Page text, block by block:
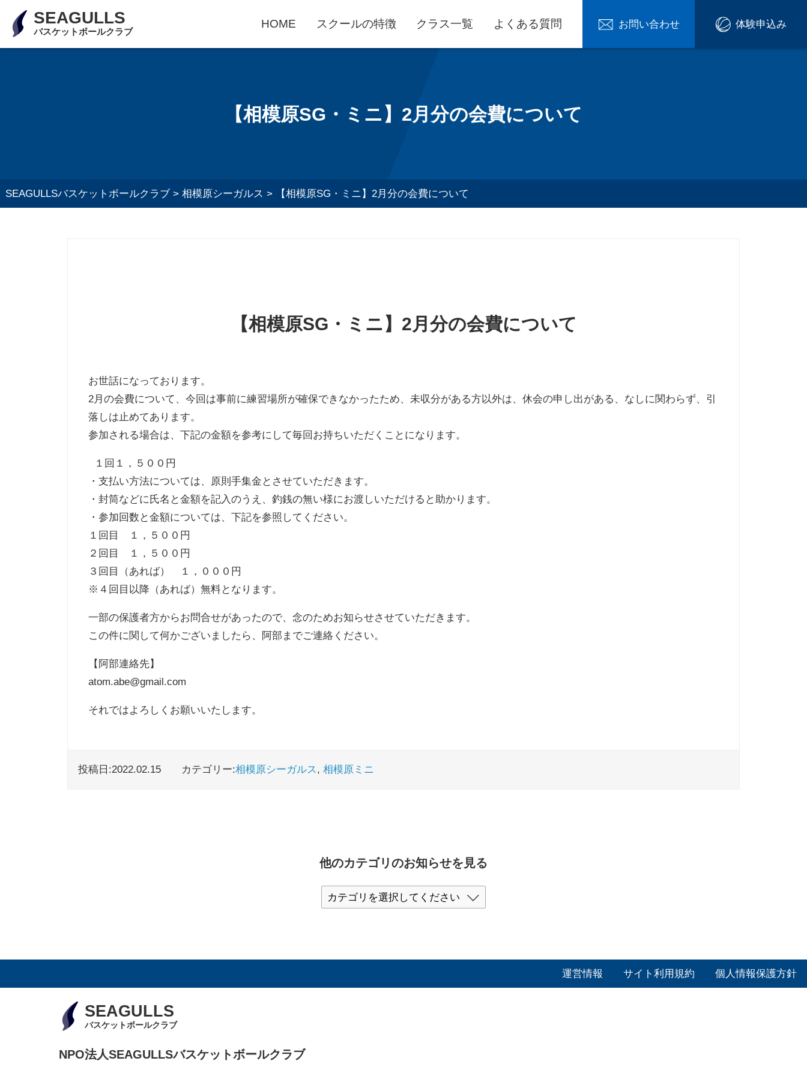
SEAGULLS
バスケットボールクラブ
HOME スクールの特徴 クラス一覧 よくある質問 お問い合わせ 体験申込み
【相模原SG・ミニ】2月分の会費について
SEAGULLSバスケットボールクラブ> 相模原シーガルス > 【相模原SG・ミニ】2月分の会費について
【相模原SG・ミニ】2月分の会費について
お世話になっております。
2月の会費について、今回は事前に練習場所が確保できなかったため、未収分がある方以外は、休会の申し出がある、なしに関わらず、引
落しは止めてあります。
参加される場合は、下記の金額を参考にして毎回お持ちいただくことになります。
１回１，５００円
・支払い方法については、原則手集金とさせていただきます。
・封筒などに氏名と金額を記入のうえ、釣銭の無い様にお渡しいただけると助かります。
・参加回数と金額については、下記を参照してください。
１回目 １，５００円
２回目 １，５００円
３回目（あれば） １，０００円
※４回目以降（あれば）無料となります。
一部の保護者方からお問合せがあったので、念のためお知らせさせていただきます。
この件に関して何かございましたら、阿部までご連絡ください。
【阿部連絡先】
atom.abe@gmail.com
それではよろしくお願いいたします。
投稿日:2022.02.15 カテゴリー:相模原シーガルス, 相模原ミニ
他のカテゴリのお知らせを見る
運営情報 サイト利用規約 個人情報保護方針
SEAGULLS
バスケットボールクラブ
NPO法人SEAGULLSバスケットボールクラブ